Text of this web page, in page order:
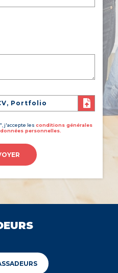
Portfolio
j'accepte les conditions générales
personnelles.